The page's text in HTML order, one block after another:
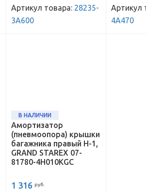
Артикул товара: 28235-
3A600
Артикул
4A470
В НАЛИЧИИ
Амортизатор
(пневмоопора) крышки
багажника правый H-1,
GRAND STAREX 07-
81780-4H010KGC
1 316 руб.